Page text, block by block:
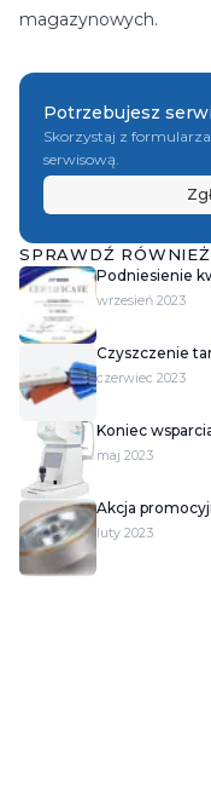
magazynowych.
Potrzebujesz
Skorzystaj z
serwisową.
SPRAWDŹ RÓWNIEŻ
Podniesienie
wrzesień 2023
Czyszczenie
czerwiec 2023
Koniec
maj 2023
Akcja
luty 2023